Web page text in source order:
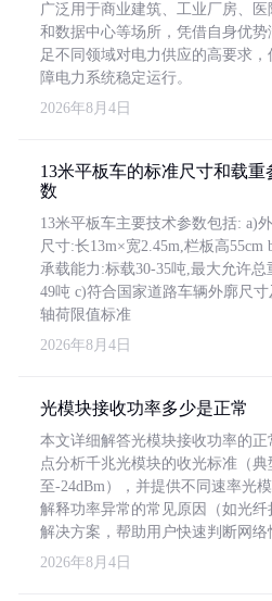
广泛用于商业建筑、工业厂房、医
和数据中心等场所，凭借自身优势
足不同领域对电力供应的高要求，
障电力系统稳定运行。
2026年8月4日
13米平板车的标准尺寸和载重
数
13米平板车主要技术参数包括: a)
尺寸:长13m×宽2.45m,栏板高55cm
承载能力:标载30-35吨,最大允许总
49吨 c)符合国家道路车辆外廓尺寸
轴荷限值标准
2026年8月4日
光模块接收功率多少是正常
本文详细解答光模块接收功率的
点分析千兆光模块的收光标准（典
至-24dBm），并提供不同速率光
解释功率异常的常见原因（如光纤
解决方案，帮助用户快速判断网络
2026年8月4日